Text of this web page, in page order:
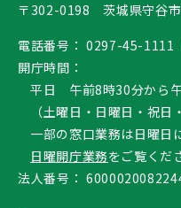
〒302-0198 茨城県守谷
電話番号： 0297-45-1111
開庁時間：
平日 午前8時30分から
（土曜日・日曜日・祝日
一部の窓口業務は日曜日
日曜開庁業務をご覧くだ
法人番号：